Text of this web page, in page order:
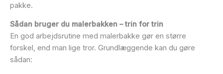
pakke.
Sådan bruger du malerbakken – trin for trin
En god arbejdsrutine med malerbakke gør en større
forskel, end man lige tror. Grundlæggende kan du gøre
sådan: